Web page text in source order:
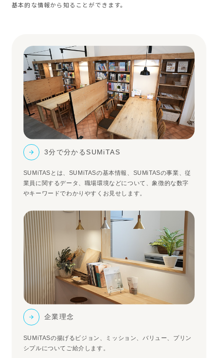
基本的な情報から知ることができます。
3分で分かるSUMiTAS
SUMiTASとは、SUMiTASの基本情報、SUMiTASの事業、従
業員に関するデータ、職場環境などについて、象徴的な数字
やキーワードでわかりやすくお見せします。
企業理念
SUMiTASの揚げるビジョン、ミッション、バリュー、プリン
シプルについてご給介します。